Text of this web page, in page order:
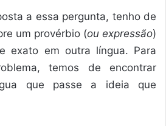
a essa pergunta, tenho de
um provérbio (ou expressão)
exato em outra língua. Para
temos de encontrar
que passe a ideia que